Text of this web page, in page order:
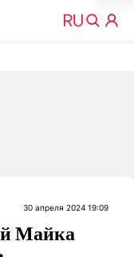
30 апреля 2024 19:09
Майка